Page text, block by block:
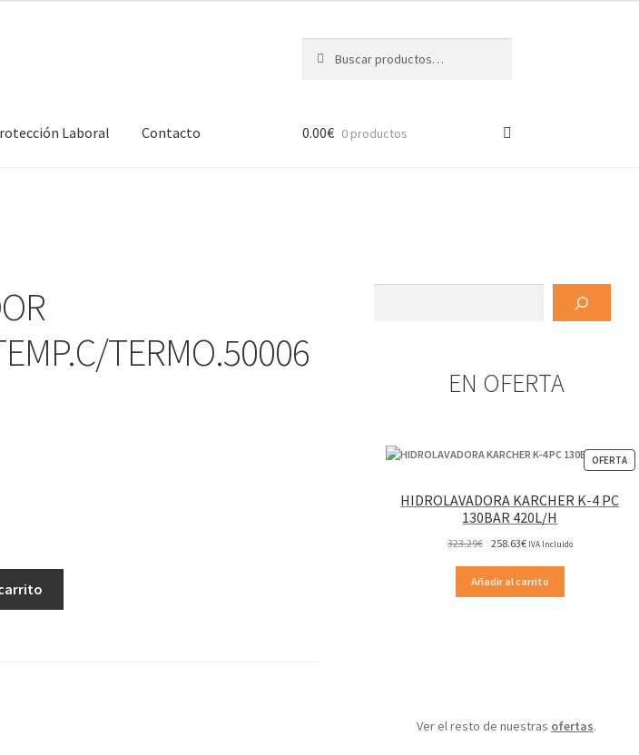
por:
Laboral Contacto 0.00€ 0 productos
TERMO.50006
EN OFERTA
OFERTA
EN
HIDROLAVADORA KARCHER K-4 PC
130BAR 420L/H
323.29€ El
original
258.63€El
actual
IVA Incluido
Añadir al carrito
Ver el resto de nuestras ofertas.